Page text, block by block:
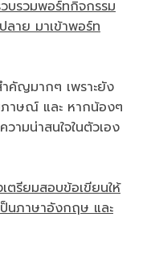
บรวมพอร์ทกิจกรรม
ลาย มาเข้าพอร์ท
คัญมากๆ เพราะยัง
าษณ์ และ หากน้องๆ
ามน่าสนใจในตัวเอง
ตรียมสอบข้อเขียนให้
ป็นภาษาอังกฤษ และ